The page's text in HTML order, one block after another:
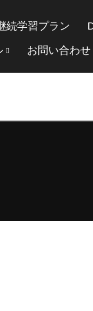
続学習プラン
お問い合わせ